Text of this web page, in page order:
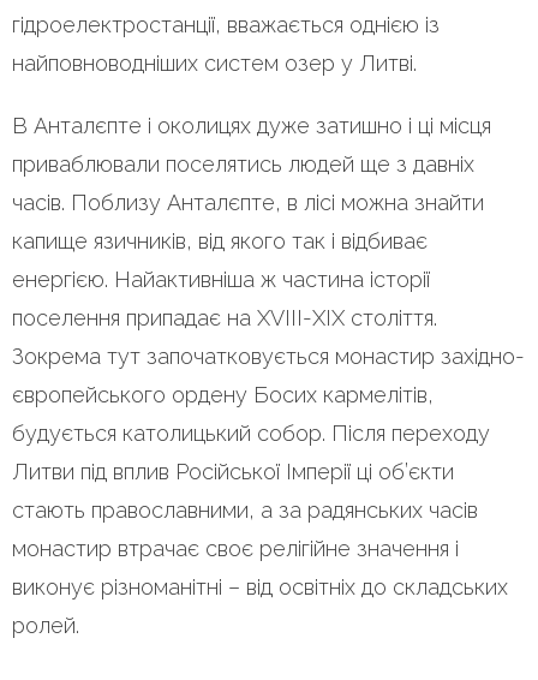
гідроелектростанції, вважається однією із
найповноводніших систем озер у Литві.
В Анталєпте і околицях дуже затишно і ці місця
приваблювали поселятись людей ще з давніх
часів. Поблизу Анталєпте, в лісі можна знайти
капище язичників, від якого так і відбиває
енергією. Найактивніша ж частина історії
поселення припадає на XVIII-XIX століття.
Зокрема тут започатковується монастир західно-
європейського ордену Босих кармелітів,
будується католицький собор. Після переходу
Литви під вплив Російської Імперії ці об’єкти
стають православними, а за радянських часів
монастир втрачає своє релігійне значення і
виконує різноманітні – від освітніх до складських
ролей.